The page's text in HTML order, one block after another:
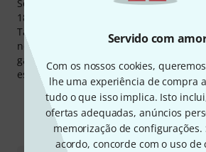
Servido com
Com os nossos cookies,
lhe uma experiência de compra
tudo o que isso implica. Isto
ofertas adequadas, anúncios
memorização de configurações.
acordo, concorde com o uso de
Somente durante o último mês foram
180.000 visitas de produtos do
Também aos produtos de Roadworx lhe
nossa garantia 30-dias-devolução-do-
garantia e muito mais serviços
especialistas competentes, serviços no
Eis como pode